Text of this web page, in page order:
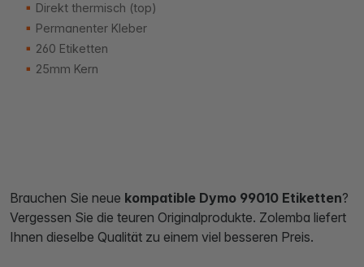
Direkt thermisch (top)
Permanenter Kleber
260 Etiketten
25mm Kern
Brauchen Sie neue kompatible Dymo 99010 Etiketten?
Vergessen Sie die teuren Originalprodukte. Zolemba liefert
Ihnen dieselbe Qualität zu einem viel besseren Preis.